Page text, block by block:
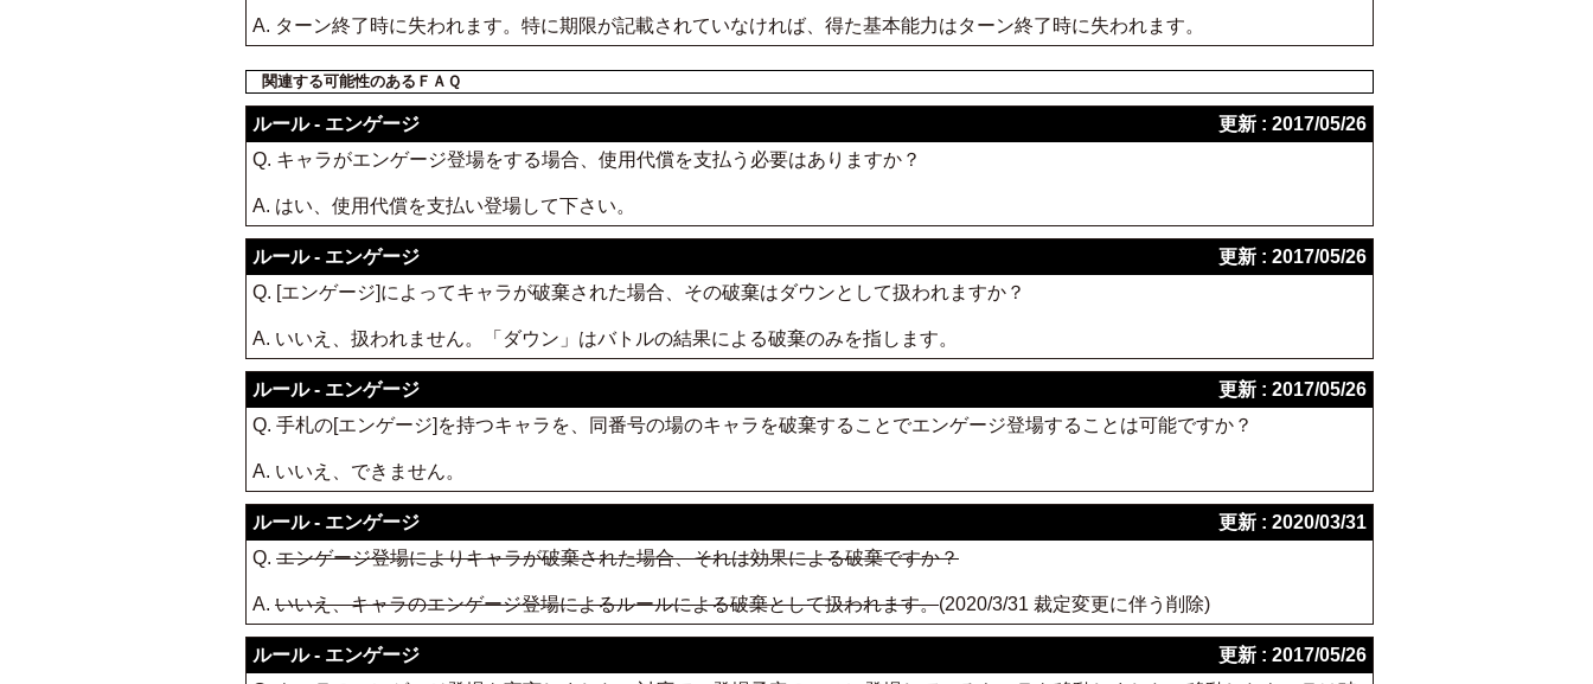
A. ターン終了時に失われます。特に期限が記載されていなければ、得た基本能力はターン終了時に失われます。
関連する可能性のあるＦＡＱ
ルール - エンゲージ
更新 : 2017/05/26
Q. キャラがエンゲージ登場をする場合、使用代償を支払う必要はありますか？
A. はい、使用代償を支払い登場して下さい。
ルール - エンゲージ
更新 : 2017/05/26
Q. [エンゲージ]によってキャラが破棄された場合、その破棄はダウンとして扱われますか？
A. いいえ、扱われません。「ダウン」はバトルの結果による破棄のみを指します。
ルール - エンゲージ
更新 : 2017/05/26
Q. 手札の[エンゲージ]を持つキャラを、同番号の場のキャラを破棄することでエンゲージ登場することは可能ですか？
A. いいえ、できません。
ルール - エンゲージ
更新 : 2020/03/31
Q. エンゲージ登場によりキャラが破棄された場合、それは効果による破棄ですか？
A. いいえ、キャラのエンゲージ登場によるルールによる破棄として扱われます。(2020/3/31 裁定変更に伴う削除)
ルール - エンゲージ
更新 : 2017/05/26